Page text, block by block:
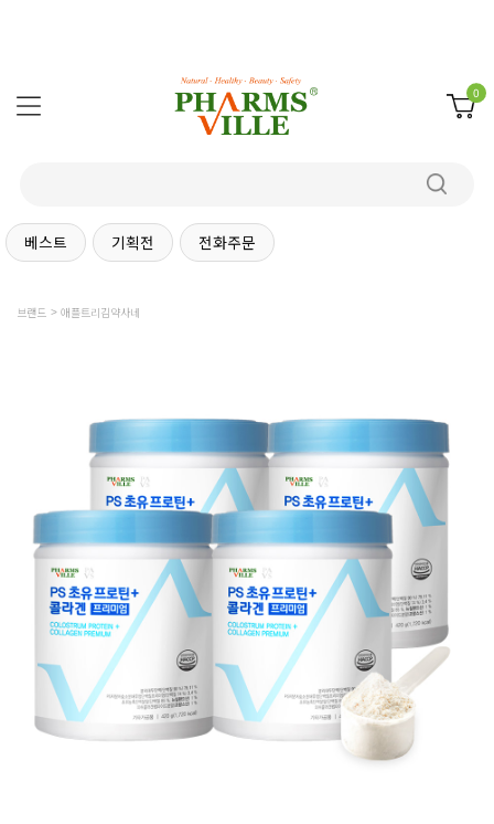
0
베스트 기획전 전화주문
브랜드 애플트리김약사네